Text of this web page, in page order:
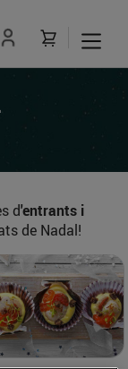
d'entrants i
de Nadal!